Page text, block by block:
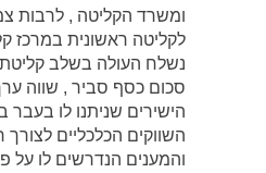
ומשרד הקליטה , לרבות
לקליטה ראשונית במרכז
נשלח העולה בשלב
סכום כסף סביר , שווה
הישירים שניתנו לו
השווקים הכלכליים
והמענים הנדרשים לו על